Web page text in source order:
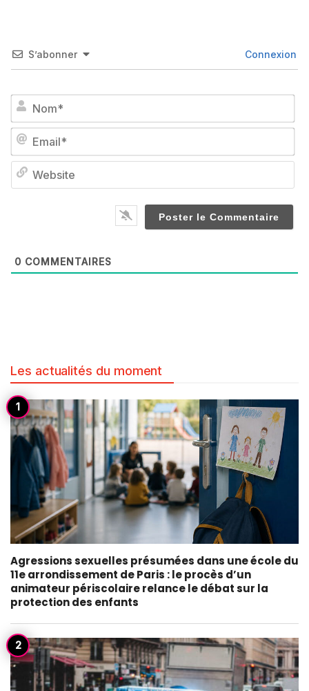
S’abonner Connexion
0 COMMENTAIRES
Les actualités du moment
Agressions sexuelles présumées dans une école du
11e arrondissement de Paris : le procès d’un
animateur périscolaire relance le débat sur la
protection des enfants